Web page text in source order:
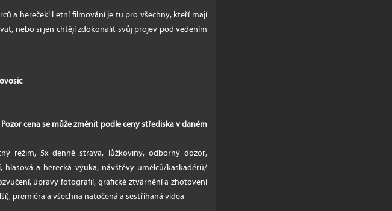
a hereček! Letní filmování je tu pro všechny, kteří mají
nebo si jen chtějí zdokonalit svůj projev pod vedením
cena se může změnit podle ceny střediska v daném
režim, 5x denně strava, lůžkoviny, odborný dozor,
a herecká výuka, návštěvy umělců/kaskadérů/
úpravy fotografií, grafické ztvárnění a zhotovení
premiéra a všechna natočená a sestřihaná videa